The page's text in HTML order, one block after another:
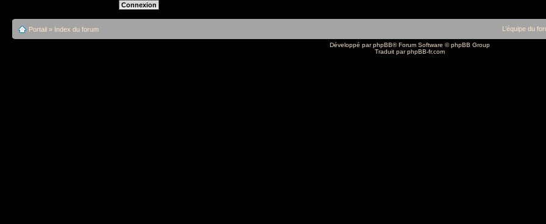
Portail » Index du forum L’équipe du
Développé parphpBB® Forum Software © phpBB Group
Traduit parphpBB-fr.com